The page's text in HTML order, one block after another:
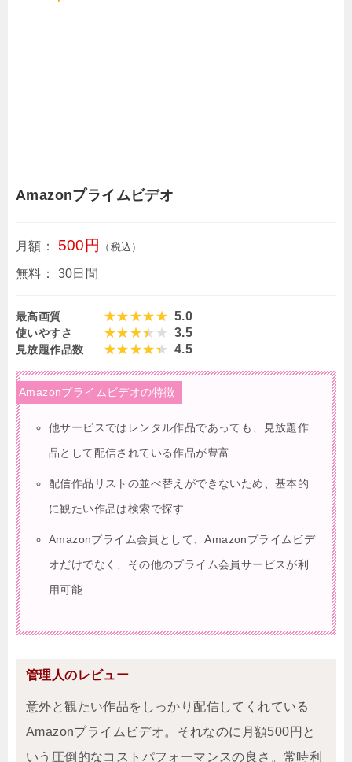
Amazonプライムビデオ
月額： 500円 （税込）
無料： 30日間
最高画質 5.0
使いやすさ 3.5
見放題作品数 4.5
Amazonプライムビデオの特徴
他サービスではレンタル作品であっても、見放題作
品として配信されている作品が豊富
配信作品リストの並べ替えができないため、基本的
に観たい作品は検索で探す
Amazonプライム会員として、Amazonプライムビデ
オだけでなく、その他のプライム会員サービスが利
用可能
管理人のレビュー
意外と観たい作品をしっかり配信してくれている
Amazonプライムビデオ。それなのに月額500円と
いう圧倒的なコストパフォーマンスの良さ。常時利